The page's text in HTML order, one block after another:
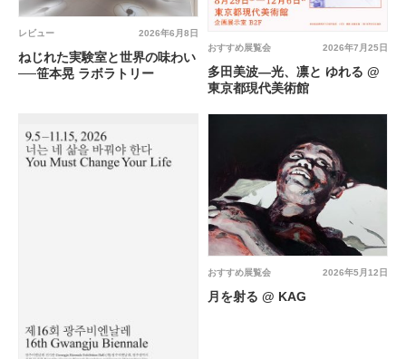
2026年6月8日
レビュー
ねじれた実験室と世界の味わい
──笹本晃 ラボラトリー
2026年7月25日
おすすめ展覧会
多田美波―光、凛と ゆれる @
東京都現代美術館
2026年5月12日
おすすめ展覧会
月を射る @ KAG